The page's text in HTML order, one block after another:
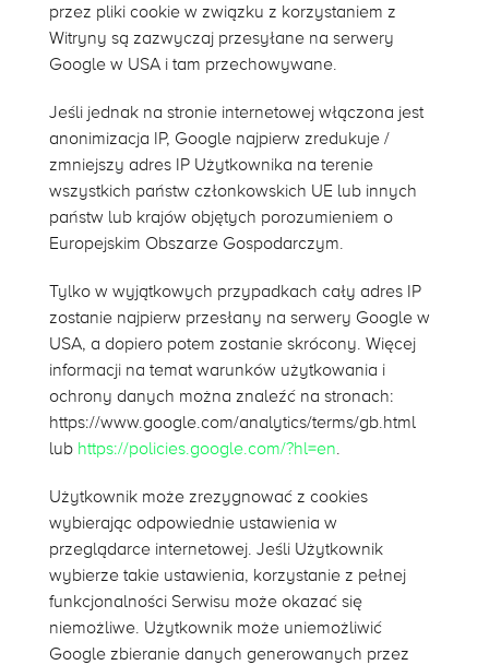
przez pliki cookie w związku z korzystaniem z
Witryny są zazwyczaj przesyłane na serwery
Google w USA i tam przechowywane.
Jeśli jednak na stronie internetowej włączona jest
anonimizacja IP, Google najpierw zredukuje /
zmniejszy adres IP Użytkownika na terenie
wszystkich państw członkowskich UE lub innych
państw lub krajów objętych porozumieniem o
Europejskim Obszarze Gospodarczym.
Tylko w wyjątkowych przypadkach cały adres IP
zostanie najpierw przesłany na serwery Google w
USA, a dopiero potem zostanie skrócony. Więcej
informacji na temat warunków użytkowania i
ochrony danych można znaleźć na stronach:
https://www.google.com/analytics/terms/gb.html
lub https://policies.google.com/?hl=en.
Użytkownik może zrezygnować z cookies
wybierając odpowiednie ustawienia w
przeglądarce internetowej. Jeśli Użytkownik
wybierze takie ustawienia, korzystanie z pełnej
funkcjonalności Serwisu może okazać się
niemożliwe. Użytkownik może uniemożliwić
Google zbieranie danych generowanych przez